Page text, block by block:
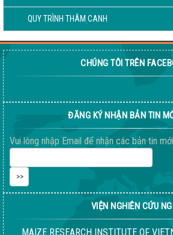
QUY TRÌNH THÂM CANH
CHÚNG TÔI TRÊN
ĐĂNG KÝ NHẬN BẢN TIN
Vui lòng nhập Email để nhận các bản tin
VIỆN NGHIÊN CỨU
MAIZE RESEARCH INSTITUTE OF